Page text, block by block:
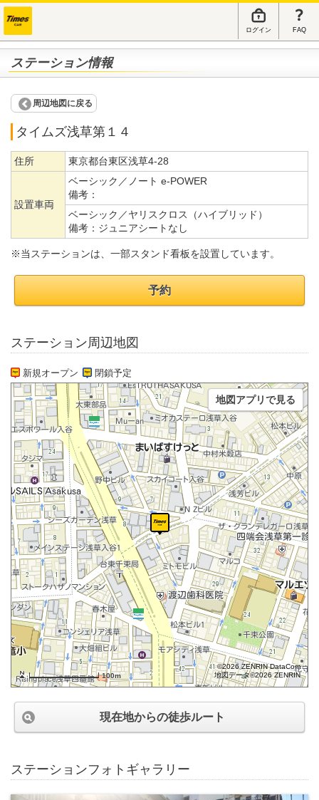
ログイン FAQ
ステーション情報
周辺地図に戻る
タイムズ浅草第１４
住所 東京都台東区浅草4-28
設置車両
ベーシック／ノート e-POWER
備考：
ベーシック／ヤリスクロス（ハイブリッド）
備考： ジュニアシートなし
※当ステーションは、一部スタンド看板を設置しています。
予約
ステーション周辺地図
新規オープン 閉鎖予定
100m
©2026 ZENRIN DataCom
地図データ©2026 ZENRIN
地図アプリで見る
現在地からの徒歩ルート
ステーションフォトギャラリー